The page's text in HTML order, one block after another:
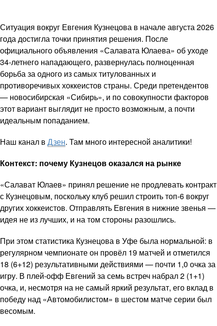
Ситуация вокруг Евгения Кузнецова в начале августа 2026
года достигла точки принятия решения. После
официального объявления «Салавата Юлаева» об уходе
34-летнего нападающего, развернулась полноценная
борьба за одного из самых титулованных и
противоречивых хоккеистов страны. Среди претендентов
— новосибирская «Сибирь», и по совокупности факторов
этот вариант выглядит не просто возможным, а почти
идеальным попаданием.
Наш канал в Дзен. Там много интересной аналитики!
Контекст: почему Кузнецов оказался на рынке
«Салават Юлаев» принял решение не продлевать контракт
с Кузнецовым, поскольку клуб решил строить топ-6 вокруг
других хоккеистов. Отправлять Евгения в нижние звенья —
идея не из лучших, и на том стороны разошлись.
При этом статистика Кузнецова в Уфе была нормальной: в
регулярном чемпионате он провёл 19 матчей и отметился
18 (6+12) результативными действиями — почти 1,0 очка за
игру. В плей-офф Евгений за семь встреч набрал 2 (1+1)
очка, и, несмотря на не самый яркий результат, его вклад в
победу над «Автомобилистом» в шестом матче серии был
весомым.